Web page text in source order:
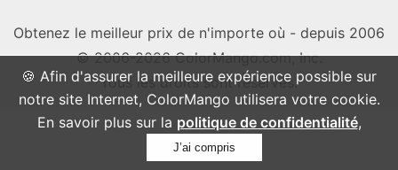
🍪 Afin d'assurer la meilleure expérience possible sur
notre site Internet, ColorMango utilisera votre cookie.
En savoir plus sur la politique de confidentialité,
J’ai compris
Obtenez le meilleur prix de n'importe où - depuis 2006
© 2006-2026 ColorMango.com, Inc.
Tous les droits sont réservés.